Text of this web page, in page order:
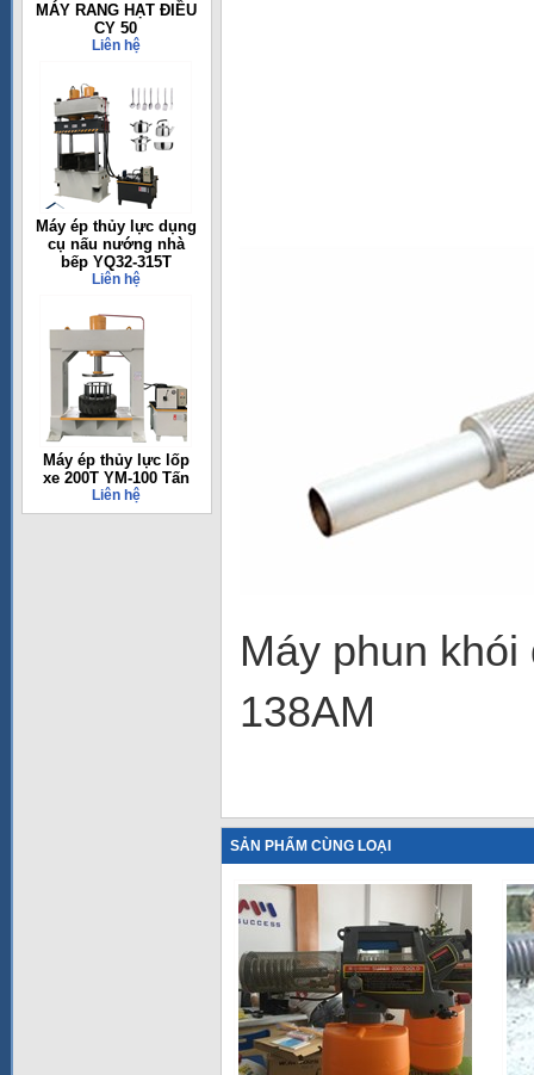
MÁY RANG HẠT ĐIỀU
CY 50
Liên hệ
Máy ép thủy lực dụng
cụ nấu nướng nhà
bếp YQ32-315T
Liên hệ
Máy ép thủy lực lốp
xe 200T YM-100 Tấn
Liên hệ
Máy phun
138AM
SẢN PHẨM CÙNG LOẠI